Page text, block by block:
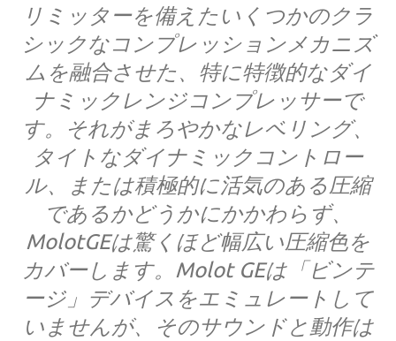
リミッターを備えたいくつかのクラ
シックなコンプレッションメカニズ
ムを融合させた、特に特徴的なダイ
ナミックレンジコンプレッサーで
す。それがまろやかなレベリング、
タイトなダイナミックコントロー
ル、または積極的に活気のある圧縮
であるかどうかにかかわらず、
MolotGEは驚くほど幅広い圧縮色を
カバーします。Molot GEは「ビンテ
ージ」デバイスをエミュレートして
いませんが、そのサウンドと動作は